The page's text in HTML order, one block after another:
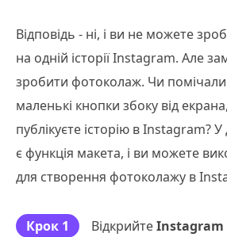
Відповідь - ні, і ви не можете
на одній історії Instagram. Але
зробити фотоколаж. Чи
маленькі кнопки збоку від
публікуєте історію в Instagram?
є функція макета, і ви можете
для створення фотоколажу в
Крок 1 ВідкрийтеInstagram